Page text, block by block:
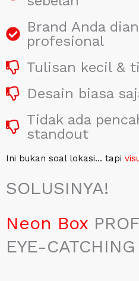
Brand Anda
profesional
Tulisan kecil &
Desain biasa
Tidak ada
standout
Ini bukan soal lokasi… tapi
SOLUSINYA!
Neon Box
EYE-CATCHING